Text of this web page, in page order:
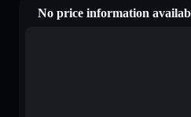
No price information